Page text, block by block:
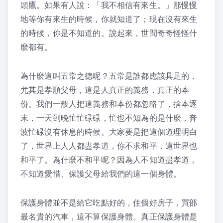
2016 夏令營活動照片
2016 夏令營 – 大人弟子規話劇
敬老節
2019 敬老節活動
2018 敬老節活動
2017 敬老節活動照片
2016 敬老節照片
2015 敬老節照片
頭鷹。如果有人說：「我不相信有來生。」那慢慢
地等你有來生的時候，你就知道了；現在沒有來生
的時候，你是不知道的。說起來，世間奇奇怪怪什
麼都有。
為什麼這叫五常之德呢？五常是誰都應該具足的，
尤其是孝順父母，這是人真正的義務，真正的本
份。我們一般人把這義務和本份都忽略了，捨本逐
末，一天到晚忙忙碌碌，忙也不知為的是什麼，奔
波忙碌沒有休息的時候。大家要是把這個道理明白
了，世界上人人都盡孝道，你不求和平，這世界也
和平了。為什麼不和平呢？因為人不知道盡孝道，
不知道愛惜、保護父母給我們的這一個身體。
保護身體並不是給它吃點好的，住個好房子，買部
最名貴的汽車，這不算保護身體。真正保護身體是